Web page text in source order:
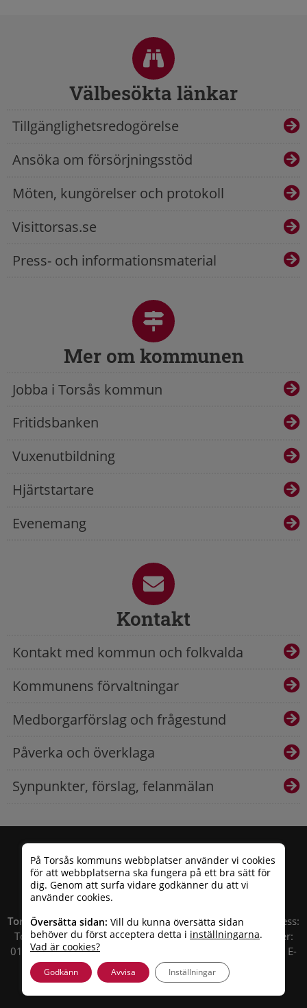
På Torsås kommuns webbplatser använder vi cookies
för att webbplatserna ska fungera på ett bra sätt för
dig. Genom att surfa vidare godkänner du att vi
använder cookies.
Översätta sidan: Vill du kunna översätta sidan
behöver du först acceptera detta i inställningarna.
Vad är cookies?
Godkänn Avvisa Inställningar
Välbesökta länkar
Tillgänglighetsredogörelse
Ansöka om försörjningsstöd
Möten, kungörelser och protokoll
Visittorsas.se
Press- och informationsmaterial
Mer om kommunen
Jobba i Torsås kommun
Fritidsbanken
Vuxenutbildning
Hjärtstartare
Evenemang
Kontakt
Kontakt med kommun och folkvalda
Kommunens förvaltningar
Medborgarförslag och frågestund
Påverka och överklaga
Synpunkter, förslag, felanmälan
Torsås kommun| Besöksadress: Allfargatan 26 | Postadress:
Torsås kommun, Box 503, 385 25 Torsås Telefonnummer:
010 – 35 33 100 | Organisationsnummer: 212000-0696 | E-
post:info@torsas.se|Tillgänglighetsredogörelse